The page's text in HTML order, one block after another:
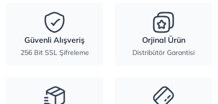
Güvenli Alışveriş
256 Bit SSL Şifreleme
Orjinal Ürün
Distribütör Garantisi